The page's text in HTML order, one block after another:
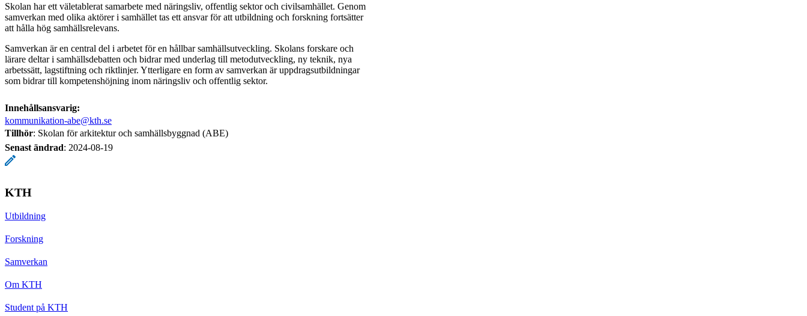
Skolan har ett väletablerat samarbete med näringsliv, offentlig sektor och civilsamhället. Genom
samverkan med olika aktörer i samhället tas ett ansvar för att utbildning och forskning fortsätter
att hålla hög samhällsrelevans.
Samverkan är en central del i arbetet för en hållbar samhällsutveckling. Skolans forskare och
lärare deltar i samhällsdebatten och bidrar med underlag till metodutveckling, ny teknik, nya
arbetssätt, lagstiftning och riktlinjer. Ytterligare en form av samverkan är uppdragsutbildningar
som bidrar till kompetenshöjning inom näringsliv och offentlig sektor.
Innehållsansvarig:
kommunikation-abe@kth.se
Tillhör: Skolan för arkitektur och samhällsbyggnad (ABE)
Senast ändrad: 2024-08-19
KTH
Utbildning
Forskning
Samverkan
Om KTH
Student på KTH